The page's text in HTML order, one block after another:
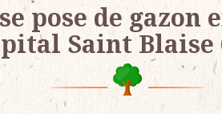
pose de gazon
Saint Blaise